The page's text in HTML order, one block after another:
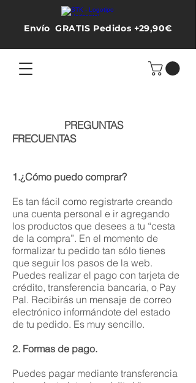
Envío GRATIS Pedidos +29,90€
PREGUNTAS
FRECUENTAS
1.¿Cómo puedo comprar?
Es tan fácil como registrarte creando
una cuenta personal e ir agregando
los productos que desees a tu “cesta
de la compra”. En el momento de
formalizar tu pedido tan sólo tienes
que seguir los pasos de la web.
Puedes realizar el pago con tarjeta de
crédito, transferencia bancaria, o Pay
Pal. Recibirás un mensaje de correo
electrónico informándote del estado
de tu pedido. Es muy sencillo.
2. Formas de pago.
Puedes pagar mediante transferencia